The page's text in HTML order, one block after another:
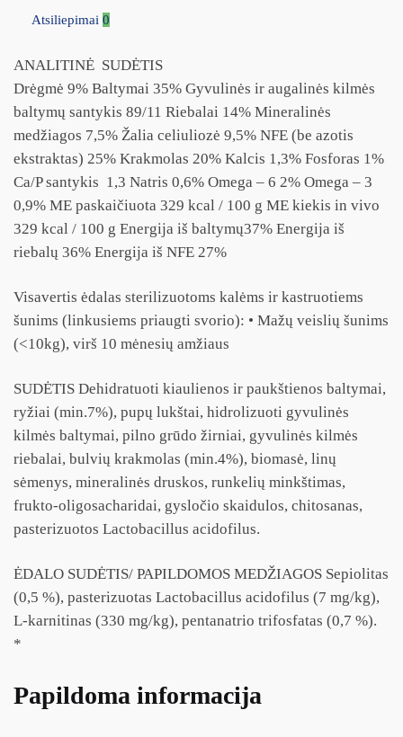
Atsiliepimai 0
ANALITINĖ SUDĖTIS
Drėgmė 9% Baltymai 35% Gyvulinės ir augalinės kilmės
baltymų santykis 89/11 Riebalai 14% Mineralinės
medžiagos 7,5% Žalia celiuliozė 9,5% NFE (be azotis
ekstraktas) 25% Krakmolas 20% Kalcis 1,3% Fosforas 1%
Ca/P santykis 1,3 Natris 0,6% Omega – 6 2% Omega – 3
0,9% ME paskaičiuota 329 kcal / 100 g ME kiekis in vivo
329 kcal / 100 g Energija iš baltymų37% Energija iš
riebalų 36% Energija iš NFE 27%
Visavertis ėdalas sterilizuotoms kalėms ir kastruotiems
šunims (linkusiems priaugti svorio): • Mažų veislių šunims
(<10kg), virš 10 mėnesių amžiaus
SUDĖTIS Dehidratuoti kiaulienos ir paukštienos baltymai,
ryžiai (min.7%), pupų lukštai, hidrolizuoti gyvulinės
kilmės baltymai, pilno grūdo žirniai, gyvulinės kilmės
riebalai, bulvių krakmolas (min.4%), biomasė, linų
sėmenys, mineralinės druskos, runkelių minkštimas,
frukto-oligosacharidai, gysločio skaidulos, chitosanas,
pasterizuotos Lactobacillus acidofilus.
ĖDALO SUDĖTIS/ PAPILDOMOS MEDŽIAGOS Sepiolitas
(0,5 %), pasterizuotas Lactobacillus acidofilus (7 mg/kg),
L-karnitinas (330 mg/kg), pentanatrio trifosfatas (0,7 %).
*
Papildoma informacija